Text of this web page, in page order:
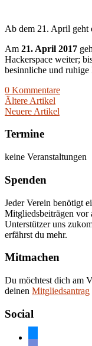
Ab dem 21. April geht
Am 21. April 2017
Hackerspace weiter;
besinnliche und ruhige
0 Kommentare
Ältere Artikel
Neuere Artikel
Termine
keine Veranstaltungen
Spenden
Jeder Verein benötigt
Mitgliedsbeiträgen vor
Unterstützer uns
erfährst du mehr.
Mitmachen
Du möchtest dich am
deinen Mitgliedsantrag
Social